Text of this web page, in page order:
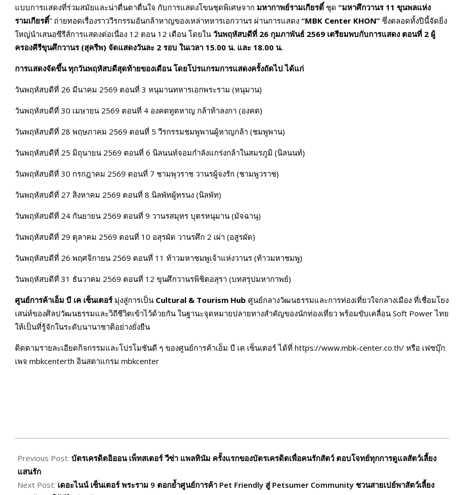
แบบการแสดงที่ร่วมสมัยและน่าตื่นตาตื่นใจ กับการแสดงโขนชุดพิเศษจาก มหากาพย์รามเกียรติ์ ชุด “มหาศึกวานร 11 ขุนพลแห่ง
รามเกียรติ์” ถ่ายทอดเรื่องราววีรกรรมอันกล้าหาญของเหล่าทหารเอกวานร ผ่านการแสดง “MBK Center KHON” ซึ่งตลอดทั้งปีนี้จัดยิ่ง
ใหญ่นำเสนอซีรีส์การแสดงต่อเนื่อง 12 ตอน 12 เดือน โดยใน วันพฤหัสบดีที่ 26 กุมภาพันธ์ 2569 เตรียมพบกับการแสดง ตอนที่ 2 ผู้
ครองคีรีขุนศึกวานร (สุครีพ) จัดแสดงวันละ 2 รอบ ในเวลา 15.00 น. และ 18.00 น.
การแสดงจัดขึ้น ทุกวันพฤหัสบดีสุดท้ายของเดือน โดยโปรแกรมการแสดงครั้งถัดไป ได้แก่
วันพฤหัสบดีที่ 26 มีนาคม 2569 ตอนที่ 3 หนุมานทหารเอกพระราม (หนุมาน)
วันพฤหัสบดีที่ 30 เมษายน 2569 ตอนที่ 4 องคตทูตหาญ กล้าท้าลงกา (องคต)
วันพฤหัสบดีที่ 28 พฤษภาคม 2569 ตอนที่ 5 วีรกรรมชมพูพานผู้หาญกล้า (ชมพูพาน)
วันพฤหัสบดีที่ 25 มิถุนายน 2569 ตอนที่ 6 นิลนนท์จอมกำลังแกร่งกล้าในสมรภูมิ (นิลนนท์)
วันพฤหัสบดีที่ 30 กรกฎาคม 2569 ตอนที่ 7 ชามพุวราช วานรผู้จงรัก (ชามพูวราช)
วันพฤหัสบดีที่ 27 สิงหาคม 2569 ตอนที่ 8 นิลพัทผู้ทรนง (นิลพัท)
วันพฤหัสบดีที่ 24 กันยายน 2569 ตอนที่ 9 วานรสมุทร บุตรหนุมาน (มัจฉานุ)
วันพฤหัสบดีที่ 29 ตุลาคม 2569 ตอนที่ 10 อสุรผัด วานรศึก 2 เผ่า (อสูรผัด)
วันพฤหัสบดีที่ 26 พฤศจิกายน 2569 ตอนที่ 11 ท้าวมหาชมพูเจ้าแห่งวานร (ท้าวมหาชมพู)
วันพฤหัสบดีที่ 31 ธันวาคม 2569 ตอนที่ 12 ขุนศึกวานรพิชิตอสุรา (บทสรุปมหากาพย์)
ศูนย์การค้าเอ็ม บี เค เซ็นเตอร์มุ่งสู่การเป็น Cultural & Tourism Hub ศูนย์กลางวัฒนธรรมและการท่องเที่ยวใจกลางเมือง ที่เชื่อมโยง
เสน่ห์ของศิลปวัฒนธรรมและวิถีชีวิตเข้าไว้ด้วยกัน ในฐานะจุดหมายปลายทางสำคัญของนักท่องเที่ยว พร้อมขับเคลื่อน Soft Power ไทย
ให้เป็นที่รู้จักในระดับนานาชาติอย่างยั่งยืน
ติดตามรายละเอียดกิจกรรมและโปรโมชันดี ๆ ของศูนย์การค้าเอ็ม บี เค เซ็นเตอร์ ได้ที่ https://www.mbk-center.co.th/ หรือ เฟซบุ๊ก
เพจ mbkcenterth อินสตาแกรม mbkcenter
02-
24
Previous Post: บัตรเครดิตอิออน เพ็ทสเตอร์ วีซ่า แพลทินัม ครั้งแรกของบัตรเครดิตเพื่อคนรักสัตว์ ตอบโจทย์ทุกการดูแลสัตว์เลี้ยง
แสนรัก
Next Post: เดอะไนน์ เซ็นเตอร์ พระราม 9 ตอกย้ำศูนย์การค้า Pet Friendly สู่ Petsumer Community ชวนสายเปย์พาสัตว์เลี้ยง